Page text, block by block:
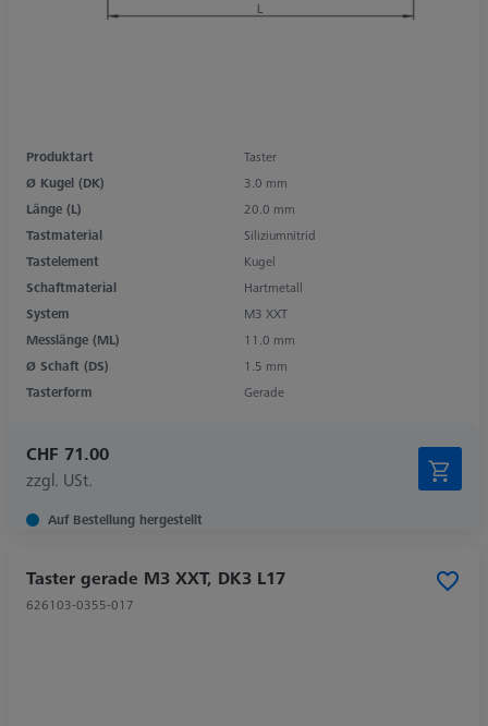
Produktart
Taster
Ø Kugel (DK)
3.0 mm
Länge (L)
20.0 mm
Tastmaterial
Siliziumnitrid
Tastelement
Kugel
Schaftmaterial
Hartmetall
System
M3 XXT
Messlänge (ML)
11.0 mm
Ø Schaft (DS)
1.5 mm
Tasterform
Gerade
CHF 71.00
zzgl. USt.
Auf Bestellung hergestellt
Taster gerade M3 XXT, DK3 L17
626103-0355-017